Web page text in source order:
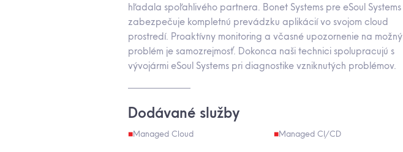
hľadala spoľahlivého partnera. Bonet Systems pre eSoul Systems
zabezpečuje kompletnú prevádzku aplikácií vo svojom cloud
prostredí. Proaktívny monitoring a včasné upozornenie na možný
problém je samozrejmosť. Dokonca naši technici spolupracujú s
vývojármi eSoul Systems pri diagnostike vzniknutých problémov.
Dodávané služby
Managed Cloud Managed CI/CD